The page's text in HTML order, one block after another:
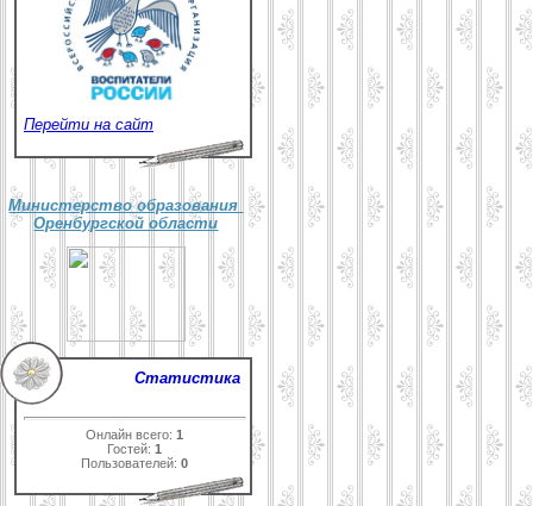
Перейти на сайт
Министерство образования
Оренбургской области
Статистика
Онлайн всего:1
Гостей:1
Пользователей:0